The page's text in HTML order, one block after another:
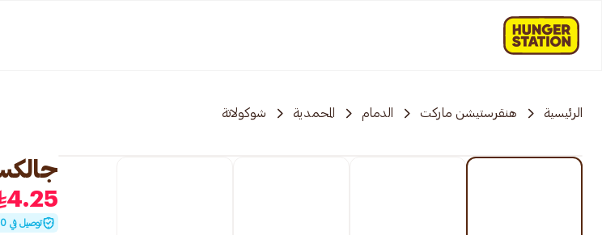
الرئيسية هنقرستيشن ماركت الدمام المحمدية شوكولاتة
4.25
توصيل في 20 دقيقة